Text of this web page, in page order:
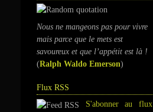
Nous ne mangeons pas pour vivre
mais parce que le mets est
savoureux et que l’appétit est là !
(Ralph Waldo Emerson)
Flux RSS
S'abonner au flux